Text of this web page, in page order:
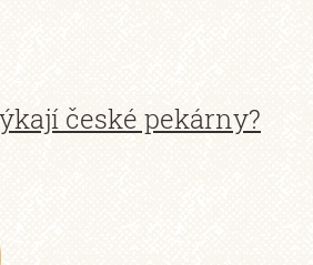
české pekárny?